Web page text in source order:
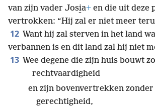
van zijn vader Josi̱a+ en die uit deze
vertrokken: “Hij zal er niet meer
12 Want hij zal sterven in het land
verbannen is en dit land zal hij niet
13 Wee degene die zijn huis bouwt
rechtvaardigheid
en zijn bovenvertrekken zonder
gerechtigheid,